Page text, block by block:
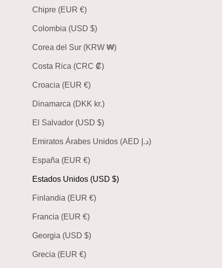
Chipre (EUR €)
Colombia (USD $)
Corea del Sur (KRW ₩)
Costa Rica (CRC ₡)
Croacia (EUR €)
Dinamarca (DKK kr.)
El Salvador (USD $)
Emiratos Árabes Unidos (AED د.إ)
España (EUR €)
Estados Unidos (USD $)
Finlandia (EUR €)
Francia (EUR €)
Georgia (USD $)
Grecia (EUR €)